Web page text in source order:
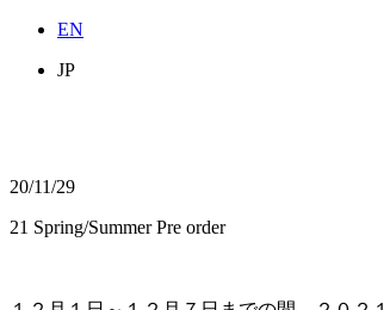
EN
JP
20/11/29
21 Spring/Summer Pre order